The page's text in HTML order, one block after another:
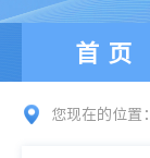
首页
您现在的位置：